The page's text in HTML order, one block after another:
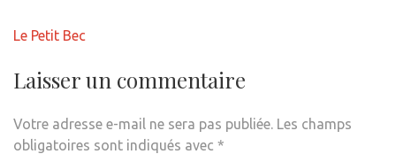
Navigation
l’article
Le Petit Bec
Laisser un commentaire
Votre adresse e-mail ne sera pas publiée. Les champs
obligatoires sont indiqués avec *